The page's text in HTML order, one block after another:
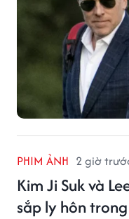
PHIM ẢNH 2 giờ
Kim Ji Suk và
sắp ly hôn